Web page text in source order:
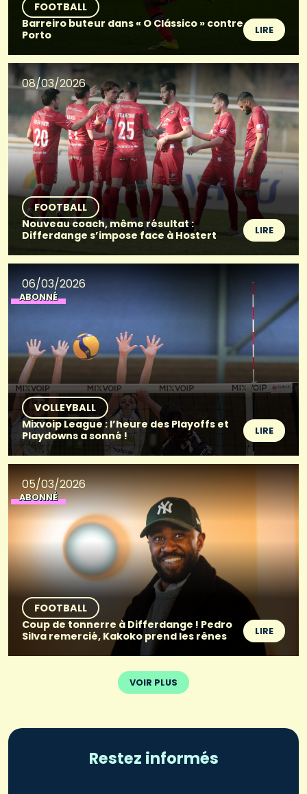
FOOTBALL
Barreiro buteur dans « O Clássico » contre
Porto
LIRE
08/03/2026
FOOTBALL
Nouveau coach, même résultat :
Differdange s’impose face à Hostert
LIRE
06/03/2026
ABONNÉ
VOLLEYBALL
Mixvoip League : l’heure des Playoffs et
Playdowns a sonné !
LIRE
05/03/2026
ABONNÉ
FOOTBALL
Coup de tonnerre à Differdange ! Pedro
Silva remercié, Kakoko prend les rênes
LIRE
VOIR PLUS
Restez informés